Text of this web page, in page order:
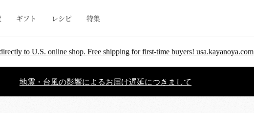
ギフト レシピ 特集
to U.S. online shop. Free shipping for first-time buyers! usa.kayanoya.com
地震・台風の影響によるお届け遅延につきまして